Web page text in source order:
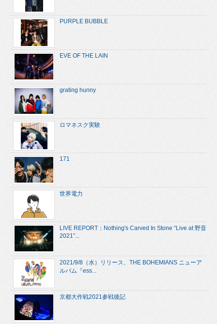
PURPLE BUBBLE
EVE OF THE LAIN
grating hunny
ロマネスク実験
171
世界電力
LIVE REPORT：Nothing's Carved In Stone “Live at 野音
2021”...
2021/9/8（水）リリース、THE BOHEMIANS ニューア
ルバム『ess...
京都大作戦2021参戦後記